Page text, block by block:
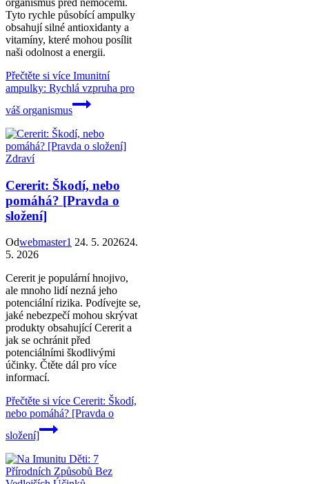
organismus před nemocemi.
Tyto rychle působící ampulky
obsahují silné antioxidanty a
vitamíny, které mohou posílit
naši odolnost a energii.
Přečtěte si více Imunitní
ampulky: Rychlá vzpruha pro
váš organismus
Zdraví
Cererit: Škodí, nebo
pomáhá? [Pravda o
složení]
Odwebmaster1 24. 5. 202624.
5. 2026
Cererit je populární hnojivo,
ale mnoho lidí nezná jeho
potenciální rizika. Podívejte se,
jaké nebezpečí mohou skrývat
produkty obsahující Cererit a
jak se ochránit před
potenciálními škodlivými
účinky. Čtěte dál pro více
informací.
Přečtěte si více Cererit: Škodí,
nebo pomáhá? [Pravda o
složení]